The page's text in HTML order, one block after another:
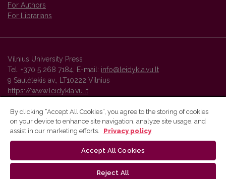
For Authors
For Librarians
Vilnius University Press
Tel. +370 5 268 7184, E-mail: info@leidykla.vu.lt
9 Saulėtekis av., LT10222 Vilnius
https://www.leidykla.vu.lt
Vilnius University Press platform and metadata are distributed by
By clicking “Accept All Cookies”, you agree to the storing of cookies
on your device to enhance site navigation, analyze site usage, and
assist in our marketing efforts.
Privacy policy
Accept All Cookies
Reject All